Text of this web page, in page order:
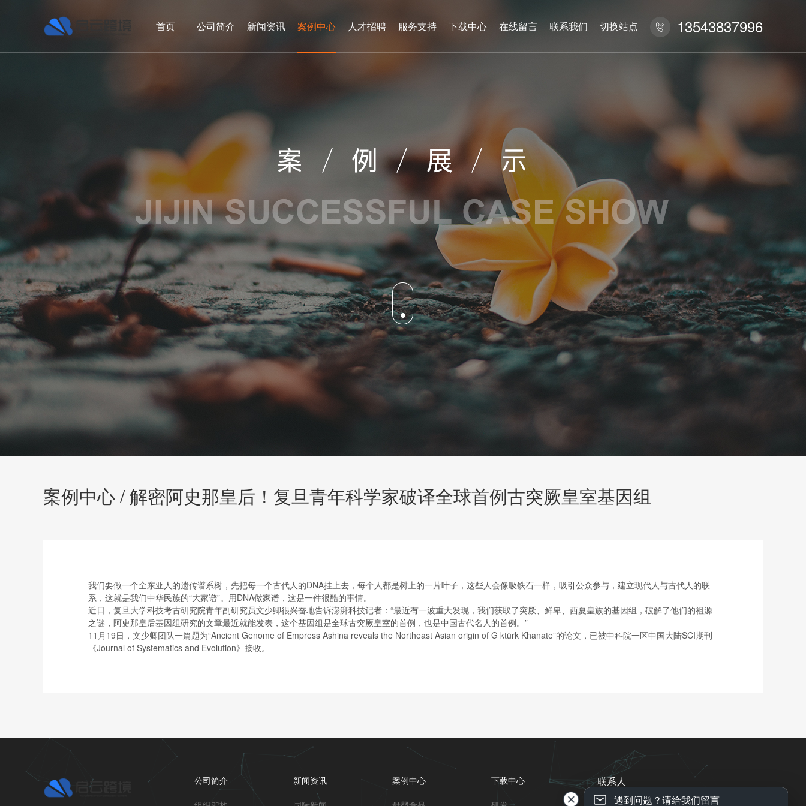
首页 公司简介 新闻资讯 案例中心 人才招聘 服务支持 下载中心 在线留言 联系我们 切换站点  13543837996
案例中心 / 解密阿史那皇后！复旦青年科学家破译全球首例古突厥皇室基因组
我们要做一个全东亚人的遗传谱系树，先把每一个古代人的DNA挂上去，每个人都是树上的一片叶子，这些人会像吸铁石一样，吸引公众参与，建立现代人与古代人的联
系，这就是我们中华民族的“大家谱”。用DNA做家谱，这是一件很酷的事情。
近日，复旦大学科技考古研究院青年副研究员文少卿很兴奋地告诉澎湃科技记者：“最近有一波重大发现，我们获取了突厥、鲜卑、西夏皇族的基因组，破解了他们的祖源
之谜，阿史那皇后基因组研究的文章最近就能发表，这个基因组是全球古突厥皇室的首例，也是中国古代名人的首例。”
11月19日，文少卿团队一篇题为“Ancient Genome of Empress Ashina reveals the Northeast Asian origin of G ktürk Khanate”的论文，已被中科院一区中国大陆SCI期刊
《Journal of Systematics and Evolution》接收。
公司简介 新闻资讯 案例中心 下载中心 联系人
遇到问题？请给我们留言